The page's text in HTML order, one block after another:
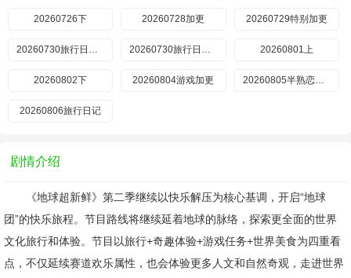
20260726下 20260728加更 20260729特别加更
20260730旅行日记上 20260730旅行日记下 20260801上
20260802下 20260804游戏加更 20260805半熟恋人5特别联动
20260806旅行日记
剧情介绍
《地球超新鲜》第二季继续以快乐解压为核心基调，开启“地球
团”的快乐旅程。节目路线将继续延着地球的脉络，探索更全面的世界
文化旅行和体验。节目以旅行+奇趣体验+游戏任务+世界美食为四重看
点，不仅延续赛道欢乐属性，也会体验更多人文和自然奇观，走进世界